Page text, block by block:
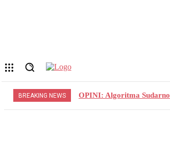
BREAKING NEWS OPINI: Algoritma Sudarno